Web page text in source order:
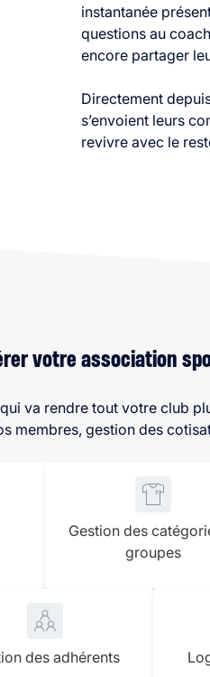
instantanée
questions au
encore partager
Directement
s’envoient leurs
revivre avec le
votre association
va rendre tout votre club
membres, gestion des
Gestion des
groupes
des adhérents